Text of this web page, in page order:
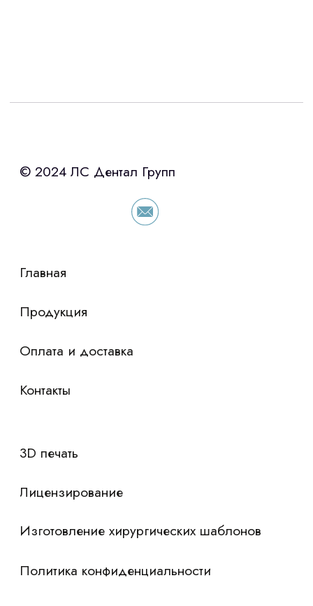
Интересует лизинг?
«Уралпромлизинг» подберем выгодные
условия по лизингу оборудования,
просто оставьте контакты чтобы мы
сориентировали по условиям